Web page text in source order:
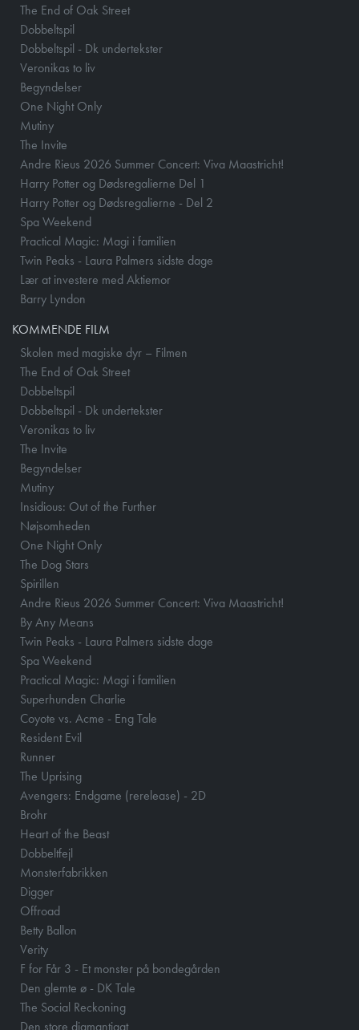
The End of Oak Street
Dobbeltspil
Dobbeltspil - Dk undertekster
Veronikas to liv
Begyndelser
One Night Only
Mutiny
The Invite
Andre Rieus 2026 Summer Concert: Viva Maastricht!
Harry Potter og Dødsregalierne Del 1
Harry Potter og Dødsregalierne - Del 2
Spa Weekend
Practical Magic: Magi i familien
Twin Peaks - Laura Palmers sidste dage
Lær at investere med Aktiemor
Barry Lyndon
KOMMENDE FILM
Skolen med magiske dyr – Filmen
The End of Oak Street
Dobbeltspil
Dobbeltspil - Dk undertekster
Veronikas to liv
The Invite
Begyndelser
Mutiny
Insidious: Out of the Further
Nøjsomheden
One Night Only
The Dog Stars
Spirillen
Andre Rieus 2026 Summer Concert: Viva Maastricht!
By Any Means
Twin Peaks - Laura Palmers sidste dage
Spa Weekend
Practical Magic: Magi i familien
Superhunden Charlie
Coyote vs. Acme - Eng Tale
Resident Evil
Runner
The Uprising
Avengers: Endgame (rerelease) - 2D
Brohr
Heart of the Beast
Dobbeltfejl
Monsterfabrikken
Digger
Offroad
Betty Ballon
Verity
F for Får 3 - Et monster på bondegården
Den glemte ø - DK Tale
The Social Reckoning
Den store diamantjagt